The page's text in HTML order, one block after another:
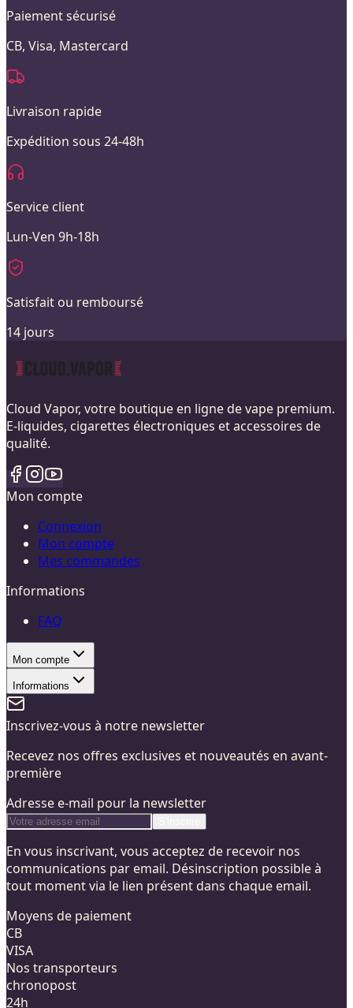
Paiement sécurisé
CB, Visa, Mastercard
Livraison rapide
Expédition sous 24-48h
Service client
Lun-Ven 9h-18h
Satisfait ou remboursé
14 jours
Cloud Vapor, votre boutique en ligne de vape premium.
E-liquides, cigarettes électroniques et accessoires de
qualité.
Mon compte
Connexion
Mon compte
Mes commandes
Informations
FAQ
Mon compte
Informations
Inscrivez-vous à notre newsletter
Recevez nos offres exclusives et nouveautés en avant-
première
Adresse e-mail pour la newsletter
En vous inscrivant, vous acceptez de recevoir nos
communications par email. Désinscription possible à
tout moment via le lien présent dans chaque email.
Moyens de paiement
CB
VISA
Nos transporteurs
chronopost
24h